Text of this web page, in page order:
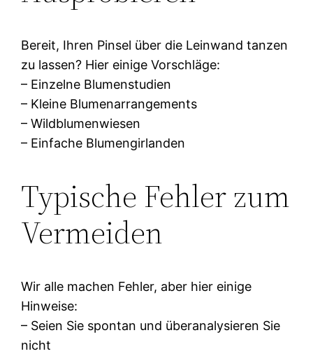
Bereit, Ihren Pinsel über die Leinwand tanzen
zu lassen? Hier einige Vorschläge:
– Einzelne Blumenstudien
– Kleine Blumenarrangements
– Wildblumenwiesen
– Einfache Blumengirlanden
Typische Fehler zum
Vermeiden
Wir alle machen Fehler, aber hier einige
Hinweise:
– Seien Sie spontan und überanalysieren Sie
nicht